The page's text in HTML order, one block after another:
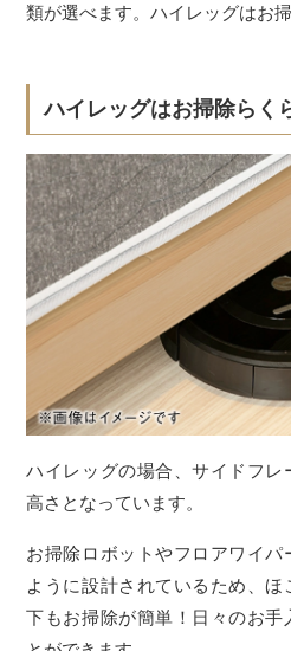
類が選べます。ハイレッグはお
ハイレッグはお掃除らく
ハイレッグの場合、サイドフ
高さとなっています。
お掃除ロボットやフロアワイ
ように設計されているため、
下もお掃除が簡単！日々のお手